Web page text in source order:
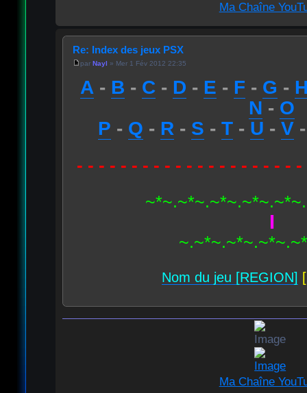
Ma Chaîne
Re: Index des jeux PSX
par Nayl » Mer 1 Fév 2012 22:35
A - B - C - D - E - F - G -
N - O
P - Q - R - S - T- U - V
- - - - - - - - - - - - - - - - - - - -
I
Nom du jeu [REGION]
Ma Chaîne